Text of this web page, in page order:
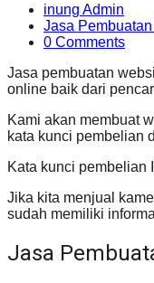
inung Admin
Jasa
0 Comments
Jasa pembuatan
online baik dari
Kami akan membuat
kata kunci pembelian
Kata kunci pembelian
Jika kita menjual
sudah memiliki
Jasa